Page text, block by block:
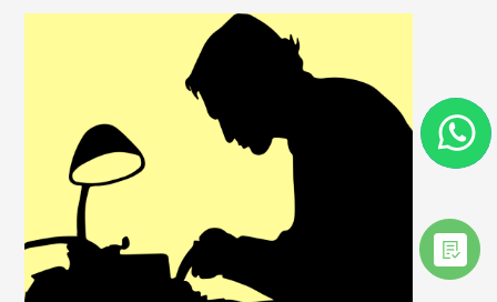
незанятых ниш на рынке – каналов сбыта, которые…